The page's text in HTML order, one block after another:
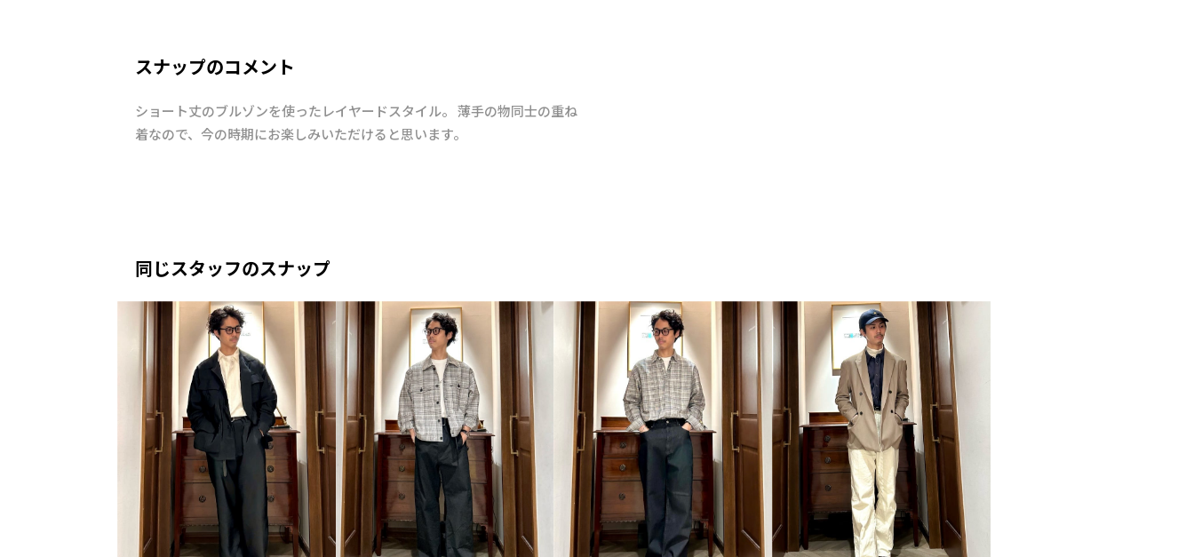
スナップのコメント
ショート丈のブルゾンを使ったレイヤードスタイル。 薄手の物同士の重ね
着なので、今の時期にお楽しみいただけると思います。
同じスタッフのスナップ